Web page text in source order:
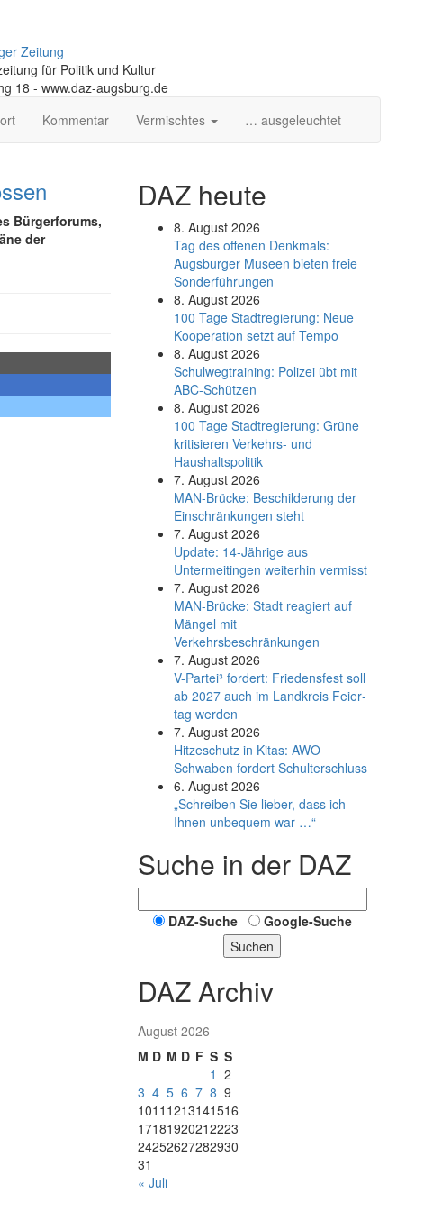
Zeitung
für Politik und Kultur
18 - www.daz-augsburg.de
Kommentar Vermischtes … ausgeleuchtet
Bürgerforums,
der
DAZ heute
8. August 2026
Tag des offenen Denkmals:
Augsburger Museen bieten freie
Sonderführungen
8. August 2026
100 Tage Stadtregierung: Neue
Kooperation setzt auf Tempo
8. August 2026
Schul­weg­trai­ning: Poli­zei übt mit
ABC-Schüt­zen
8. August 2026
100 Tage Stadtregierung: Grüne
kritisieren Verkehrs- und
Haushaltspolitik
7. August 2026
MAN-Brücke: Beschilderung der
Einschränkungen steht
7. August 2026
Update: 14-Jährige aus
Untermeitingen weiterhin vermisst
7. August 2026
MAN-Brücke: Stadt reagiert auf
Mängel mit
Verkehrsbeschränkungen
7. August 2026
V-Partei­³ fordert: Friedens­fest soll
ab 2027 auch im Land­kreis Feier­
tag werden
7. August 2026
Hitzeschutz in Kitas: AWO
Schwaben fordert Schulterschluss
6. August 2026
„Schreiben Sie lieber, dass ich
Ihnen unbequem war …“
Suche in der DAZ
DAZ-Suche
Google-Suche
Suchen
DAZ Archiv
August 2026
M D M D F S S
1 2
3 4 5 6 7 8 9
1011 1213141516
17181920212223
24252627282930
31
« Juli